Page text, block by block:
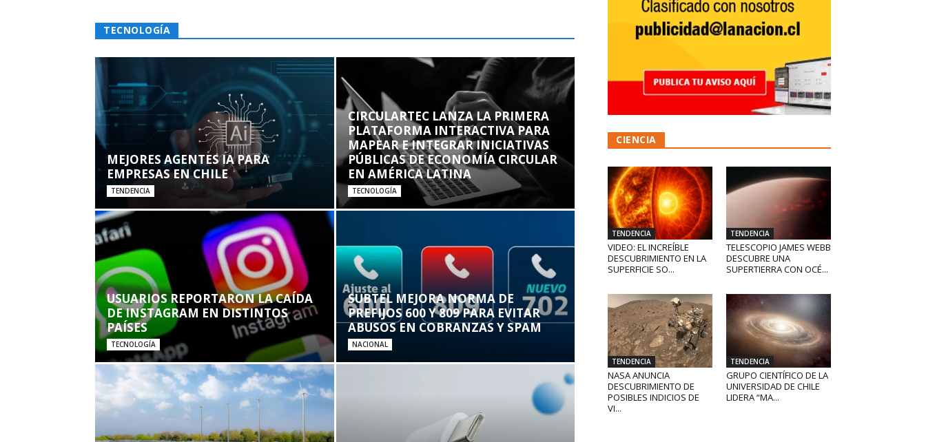
TECNOLOGÍA
MEJORES AGENTES IA PARA
EMPRESAS EN CHILE
TENDENCIA
CIRCULARTEC LANZA LA PRIMERA
PLATAFORMA INTERACTIVA PARA
MAPEAR E INTEGRAR INICIATIVAS
PÚBLICAS DE ECONOMÍA CIRCULAR
EN AMÉRICA LATINA
TECNOLOGÍA
USUARIOS REPORTARON LA CAÍDA
DE INSTAGRAM EN DISTINTOS
PAÍSES
TECNOLOGÍA
SUBTEL MEJORA NORMA DE
PREFIJOS 600 Y 809 PARA EVITAR
ABUSOS EN COBRANZAS Y SPAM
NACIONAL
CIENCIA
TENDENCIA
VIDEO: EL INCREÍBLE
DESCUBRIMIENTO EN LA
SUPERFICIE SO...
TENDENCIA
TELESCOPIO JAMES WEBB
DESCUBRE UNA
SUPERTIERRA CON OCÉ...
TENDENCIA
NASA ANUNCIA
DESCUBRIMIENTO DE
POSIBLES INDICIOS DE
VI...
TENDENCIA
GRUPO CIENTÍFICO DE LA
UNIVERSIDAD DE CHILE
LIDERA “MA...